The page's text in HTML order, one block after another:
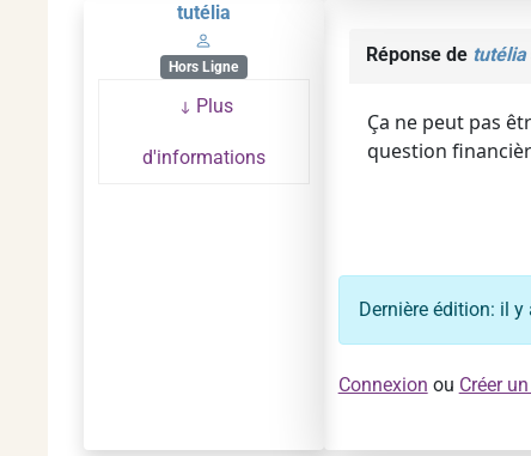
tutélia
Hors Ligne
Plus
d'informations
Réponse de tutélia
Ça ne peut pas
question
Dernière édition: il
Connexion ou Créer